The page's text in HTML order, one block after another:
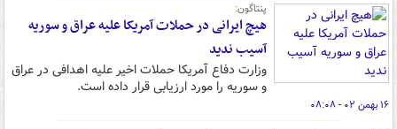
پنتاگون:
هیچ ایرانی در حملات آمریکا علیه عراق و سوریه
آسیب ندید
وزارت دفاع آمریکا حملات اخیر علیه اهدافی در عراق
و سوریه را مورد ارزیابی قرار داده است.
۱۶ بهمن ۰۲ - ۰۸:۰۸